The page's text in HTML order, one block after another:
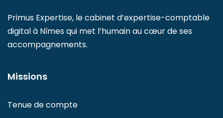
Primus Expertise, le cabinet d’expertise-comptable
digital à Nîmes qui met l’humain au cœur de ses
accompagnements.
Missions
Tenue de compte